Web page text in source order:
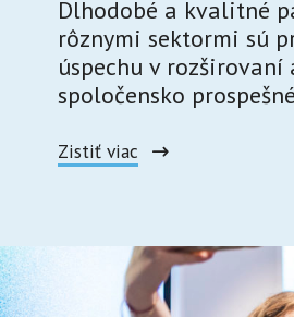
Dlhodobé a kvalitné
rôznymi sektormi sú
úspechu v
spoločensko
Zistiť viac